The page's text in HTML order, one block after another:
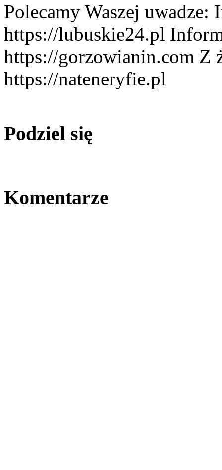
Polecamy Waszej
https://lubuskie24.pl
https://gorzowianin.com Z
https://nateneryfie.pl
Podziel się
Komentarze